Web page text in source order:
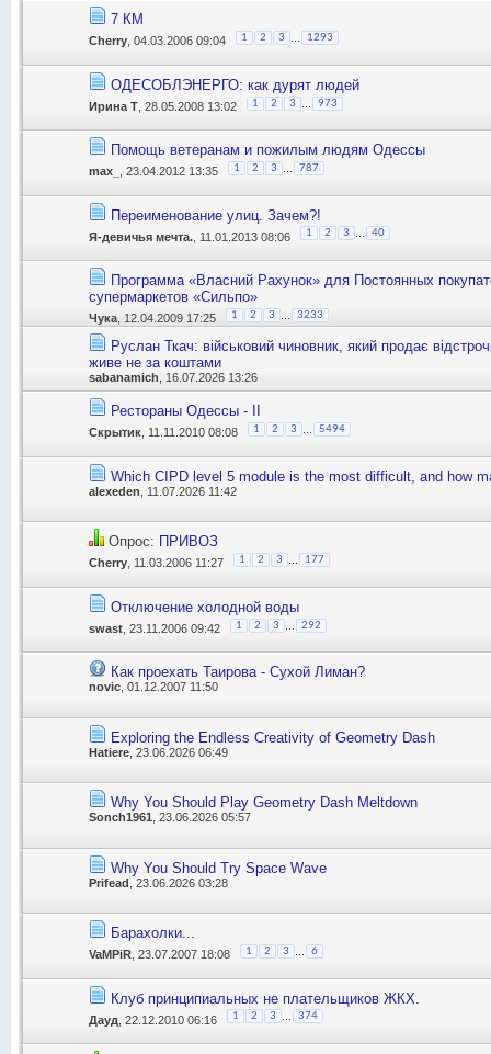
7 КМ
Cherry , 04.03.2006 09:04 1 2 3 1293
ОДЕСОБЛЭНЕРГО: как дурят людей
Ирина Т , 28.05.2008 13:02 1 2 3 973
Помощь ветеранам и пожилым людям Одессы
max_ , 23.04.2012 13:35 1 2 3 787
Переименование улиц. Зачем?!
Я-девичья мечта. , 11.01.2013 08:06 1 2 3 ... 40
Программа «Власний Рахунок» для Постоянных
супермаркетов «Сильпо»
Чука , 12.04.2009 17:25 1 2 3 3233
Руслан Ткач: військовий чиновник, який продає
живе не за коштами
sabanamich , 16.07.2026 13:26
Рестораны Одессы - II
Скрытик , 11.11.2010 08:08 1 2 3 5494
Which CIPD level 5 module is the most difficult, and how
alexeden , 11.07.2026 11:42
Опрос: ПРИВОЗ
Cherry , 11.03.2006 11:27 1 2 3 177
Отключение холодной воды
swast , 23.11.2006 09:42 1 2 3 292
Как проехать Таирова - Сухой Лиман?
novic , 01.12.2007 11:50
Exploring the Endless Creativity of Geometry Dash
Hatiere , 23.06.2026 06:49
Why You Should Play Geometry Dash Meltdown
Sonch1961 , 23.06.2026 05:57
Why You Should Try Space Wave
Prifead , 23.06.2026 03:28
Барахолки...
VaMPiR , 23.07.2007 18:08 1 2 3 6
Клуб принципиальных не плательщиков ЖКХ.
Дауд , 22.12.2010 06:16 1 2 3 374